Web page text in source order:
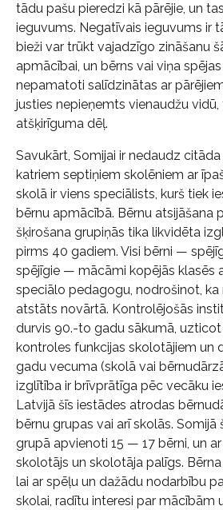
tādu pašu pieredzi kā pārējie, un
ieguvums. Negatīvais ieguvums ir
bieži var trūkt vajadzīgo zināšanu
apmācībai, un bērns vai viņa
nepamatoti salīdzinātas ar
justies nepieņemts vienaudžu
atšķirīguma dēļ.
Savukārt, Somijai ir nedaudz
katriem septiņiem skolēniem ar
skolā ir viens speciālists, kurš tiek
bērnu apmācībā. Bērnu atsijāšana
šķirošana grupiņās tika likvidēta
pirms 40 gadiem. Visi bērni —
spējīgie — mācāmi kopējās klasēs
speciālo pedagogu, nodrošinot, ka
atstāts novārtā. Kontrolējošās
durvis 90.-to gadu sākumā,
kontroles funkcijas skolotājiem un
gadu vecuma (skolā vai
izglītība ir brīvprātīga pēc vecāku
Latvijā šīs iestādes atrodas
bērnu grupas vai arī skolās. Somijā
grupā apvienoti 15 — 17 bērni, un
skolotājs un skolotāja palīgs.
lai ar spēļu un dažādu nodarbību
skolai, radītu interesi par mācībām